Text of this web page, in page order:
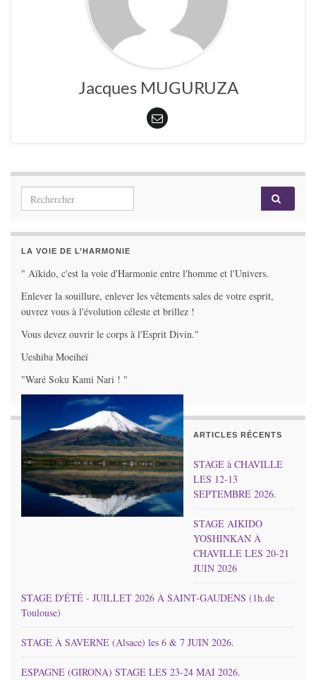
Jacques MUGURUZA
Search for:
LA VOIE DE L’HARMONIE
" Aïkido, c'est la voie d'Harmonie entre l'homme et l'Univers.
Enlever la souillure, enlever les vêtements sales de votre esprit,
ouvrez vous à l'évolution céleste et brillez !
Vous devez ouvrir le corps à l'Esprit Divin."
Ueshiba Moeiheï
"Waré Soku Kami Nari ! "
ARTICLES RÉCENTS
STAGE à CHAVILLE
LES 12-13
SEPTEMBRE 2026.
STAGE AIKIDO
YOSHINKAN À
CHAVILLE LES 20-21
JUIN 2026
STAGE D'ÉTÉ - JUILLET 2026 À SAINT-GAUDENS (1h.de
Toulouse)
STAGE À SAVERNE (Alsace) les 6 & 7 JUIN 2026.
ESPAGNE (GIRONA) STAGE LES 23-24 MAI 2026.